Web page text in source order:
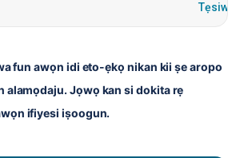
fun awọn idi eto-ẹkọ nikan kii ṣe aropo
alamọdaju. Jọwọ kan si dokita rẹ
ifiyesi iṣoogun.